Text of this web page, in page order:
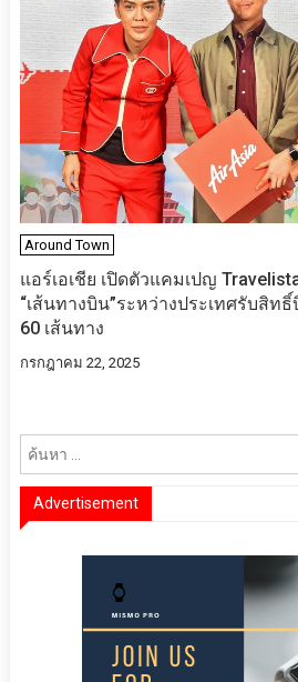
Around Town
แอร์เอเชีย เปิดตัวแคมเปญ
“เส้นทางบิน”ระหว่างประเทศรับสิท
60 เส้นทาง
กรกฎาคม 22, 2025
Advertisement